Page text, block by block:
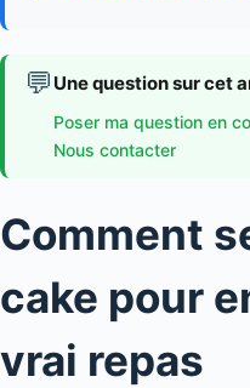
💬 Une question sur cet
Poser ma question en
Nous contacter
Comment
cake pour
vrai repas